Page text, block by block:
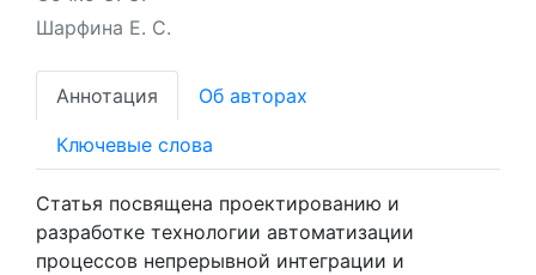
Шарфина Е. С.
Аннотация Об авторах
Ключевые слова
Статья посвящена проектированию и
разработке технологии автоматизации
процессов непрерывной интеграции и